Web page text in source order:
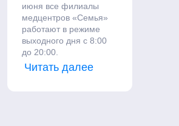
июня все филиалы
медцентров «Семья»
работают в режиме
выходного дня с 8:00
до 20:00.
Читать далее